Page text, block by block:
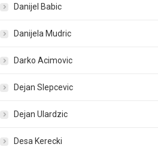
Danijel Babic
Danijela Mudric
Darko Acimovic
Dejan Slepcevic
Dejan Ulardzic
Desa Kerecki